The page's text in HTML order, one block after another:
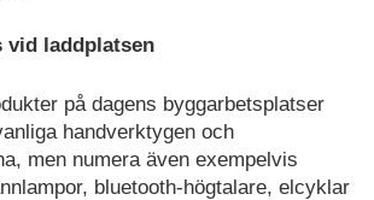
vid laddplatsen
på dagens byggarbetsplatser
handverktygen och
men numera även exempelvis
bluetooth-högtalare, elcyklar